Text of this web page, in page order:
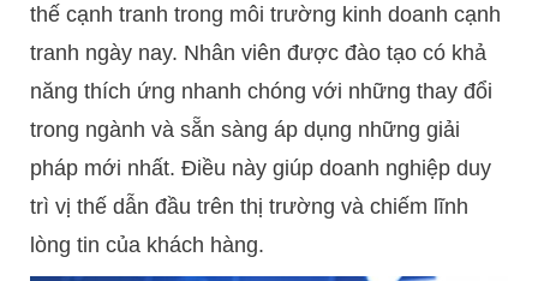
thế cạnh tranh trong môi trường kinh doanh cạnh
tranh ngày nay. Nhân viên được đào tạo có khả
năng thích ứng nhanh chóng với những thay đổi
trong ngành và sẵn sàng áp dụng những giải
pháp mới nhất. Điều này giúp doanh nghiệp duy
trì vị thế dẫn đầu trên thị trường và chiếm lĩnh
lòng tin của khách hàng.